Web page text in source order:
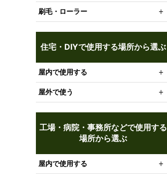
刷毛・ローラー
住宅・DIYで使用する場所から選ぶ
屋内で使用する
屋外で使う
工場・病院・事務所などで使用する
場所から選ぶ
屋内で使用する